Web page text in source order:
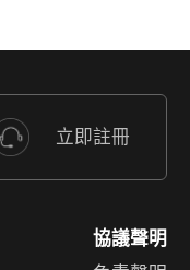
立即註冊
協議聲明